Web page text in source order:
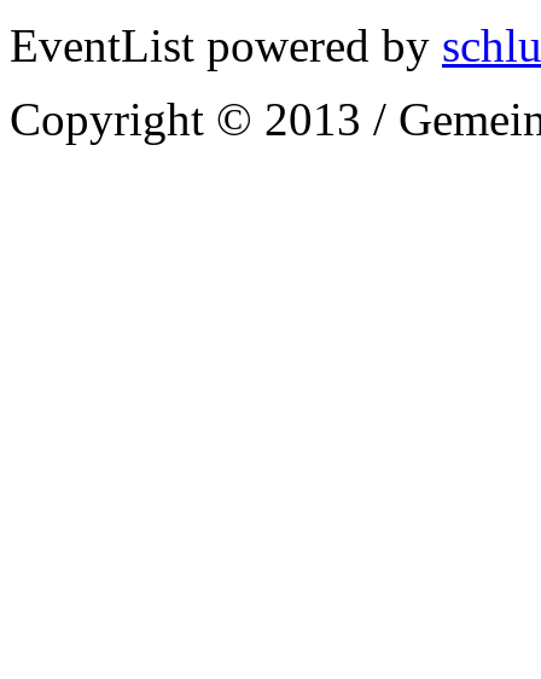
EventList powered by
Copyright © 2013 /